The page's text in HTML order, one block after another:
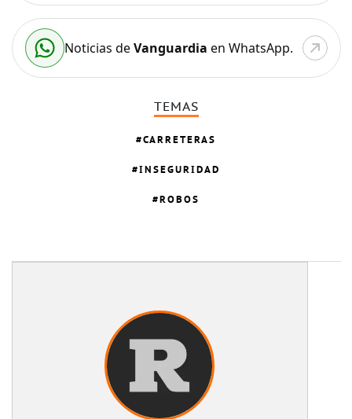
Noticias deVanguardia en WhatsApp.
TEMAS
CARRETERAS
INSEGURIDAD
ROBOS